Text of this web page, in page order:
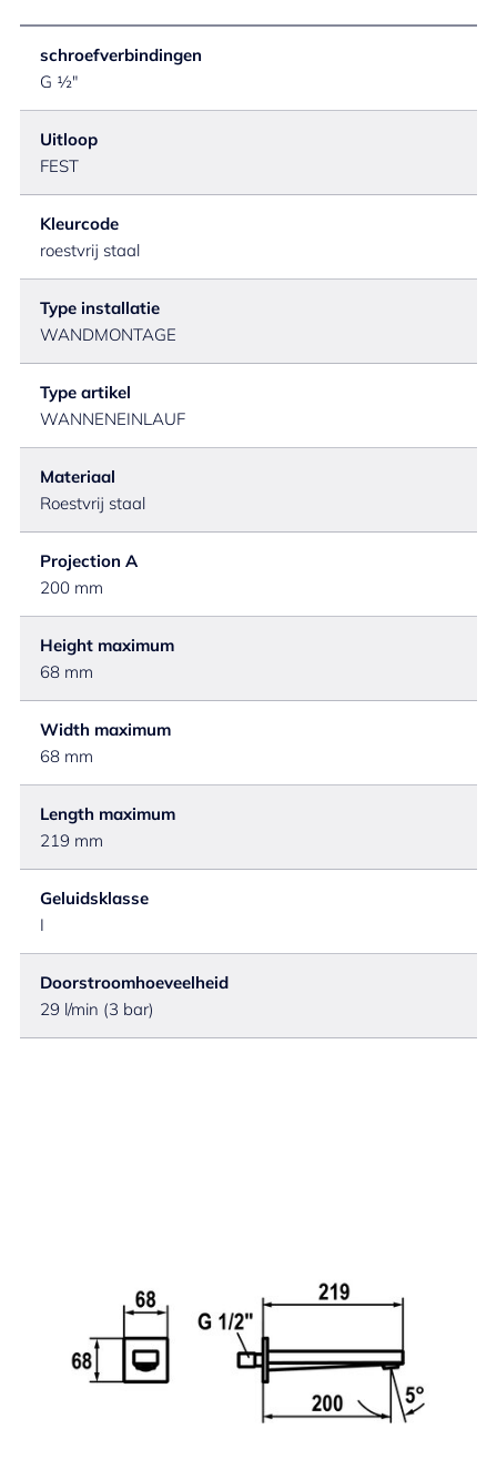
schroefverbindingen
G ½"
Uitloop
FEST
Kleurcode
roestvrij staal
Type installatie
WANDMONTAGE
Type artikel
WANNENEINLAUF
Materiaal
Roestvrij staal
Projection A
200 mm
Height maximum
68 mm
Width maximum
68 mm
Length maximum
219 mm
Geluidsklasse
I
Doorstroomhoeveelheid
29 l/min (3 bar)